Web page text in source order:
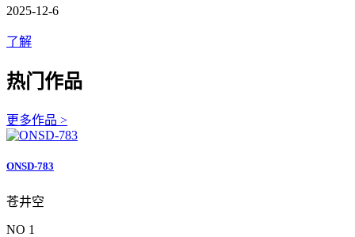
2025-12-6
了解
热门作品
更多作品 >
ONSD-783
苍井空
NO 1